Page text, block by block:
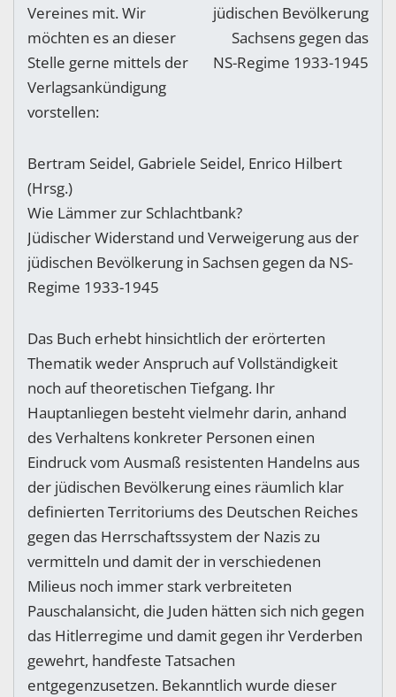
Vereines mit. Wir
möchten es an dieser
Stelle gerne mittels der
Verlagsankündigung
vorstellen:
Bertram Seidel, Gabriele Seidel, Enrico Hilbert
(Hrsg.)
Wie Lämmer zur Schlachtbank?
Jüdischer Widerstand und Verweigerung aus der
jüdischen Bevölkerung in Sachsen gegen da NS-
Regime 1933-1945
Das Buch erhebt hinsichtlich der erörterten
Thematik weder Anspruch auf Vollständigkeit
noch auf theoretischen Tiefgang. Ihr
Hauptanliegen besteht vielmehr darin, anhand
des Verhaltens konkreter Personen einen
Eindruck vom Ausmaß resistenten Handelns aus
der jüdischen Bevölkerung eines räumlich klar
definierten Territoriums des Deutschen Reiches
gegen das Herrschaftssystem der Nazis zu
vermitteln und damit der in verschiedenen
Milieus noch immer stark verbreiteten
Pauschalansicht, die Juden hätten sich nich gegen
das Hitlerregime und damit gegen ihr Verderben
gewehrt, handfeste Tatsachen
entgegenzusetzen. Bekanntlich wurde dieser